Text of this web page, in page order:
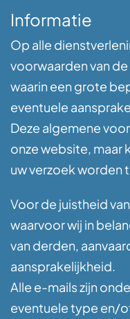
Informatie
Op alle
voorwaarden van
waarin een grote
eventuele
Deze algemene
onze website, maar
uw verzoek worden
Voor de juistheid
waarvoor wij in
van derden,
aansprakelijkheid.
Alle e-mails zijn
eventuele type en/